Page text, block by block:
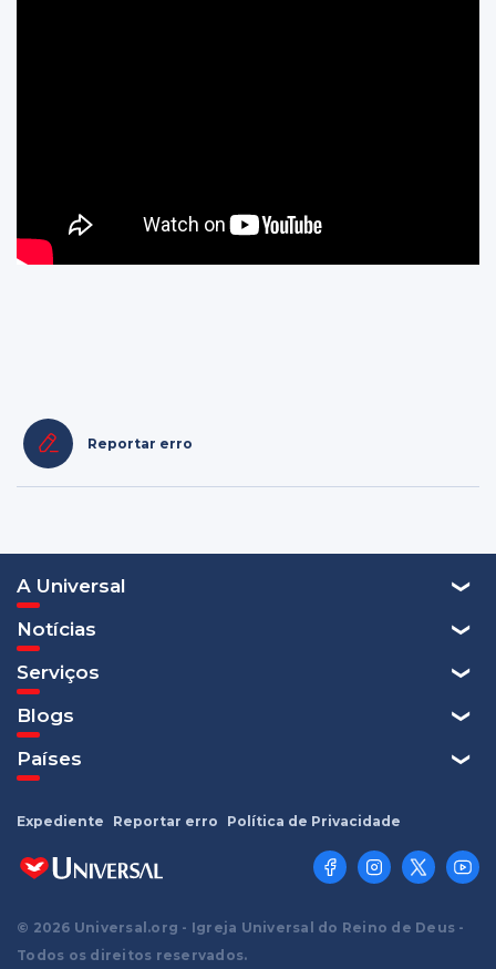
Reportar erro
A Universal
Notícias
Serviços
Blogs
Países
© 2026 Universal.org - Igreja Universal do Reino de Deus -
Todos os direitos reservados.
Expediente Reportar erro Política de Privacidade